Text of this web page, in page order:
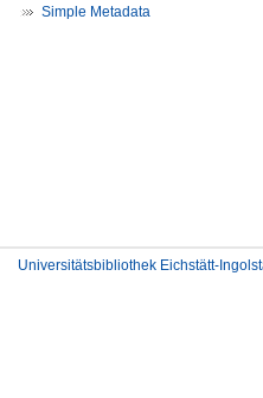
Simple Metadata
Universitätsbibliothek Eichstätt-